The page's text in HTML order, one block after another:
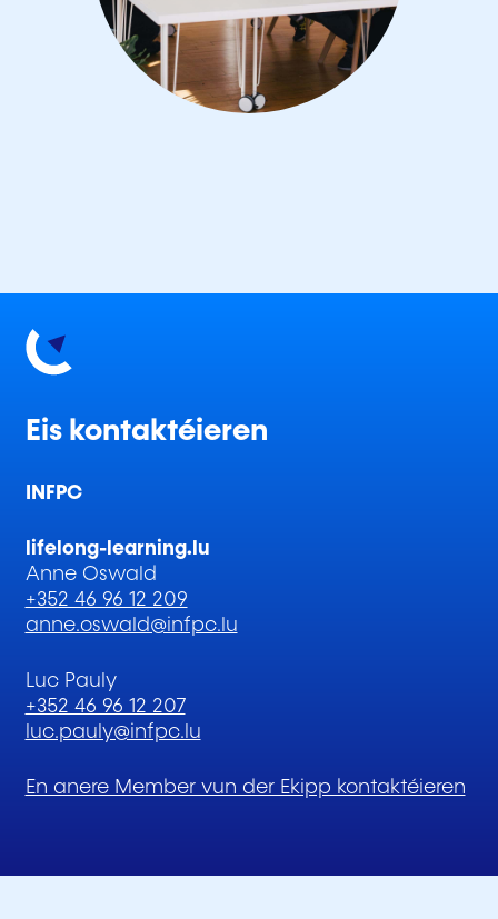
Eis kontaktéieren
INFPC
lifelong-learning.lu
Anne Oswald
+352 46 96 12 209
anne.oswald@infpc.lu
Luc Pauly
+352 46 96 12 207
luc.pauly@infpc.lu
En anere Member vun der Ekipp kontaktéieren